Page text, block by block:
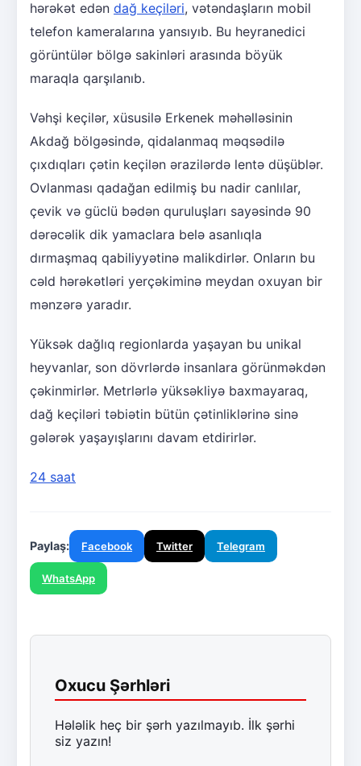
hərəkət edən dağ keçiləri, vətəndaşların mobil
telefon kameralarına yansıyıb. Bu heyranedici
görüntülər bölgə sakinləri arasında böyük
maraqla qarşılanıb.
Vəhşi keçilər, xüsusilə Erkenek məhəlləsinin
Akdağ bölgəsində, qidalanmaq məqsədilə
çıxdıqları çətin keçilən ərazilərdə lentə düşüblər.
Ovlanması qadağan edilmiş bu nadir canlılar,
çevik və güclü bədən quruluşları sayəsində 90
dərəcəlik dik yamaclara belə asanlıqla
dırmaşmaq qabiliyyətinə malikdirlər. Onların bu
cəld hərəkətləri yerçəkiminə meydan oxuyan bir
mənzərə yaradır.
Yüksək dağlıq regionlarda yaşayan bu unikal
heyvanlar, son dövrlərdə insanlara görünməkdən
çəkinmirlər. Metrlərlə yüksəkliyə baxmayaraq,
dağ keçiləri təbiətin bütün çətinliklərinə sinə
gələrək yaşayışlarını davam etdirirlər.
24 saat
Paylaş: Facebook Twitter Telegram
WhatsApp
Oxucu Şərhləri
Hələlik heç bir şərh yazılmayıb. İlk şərhi
siz yazın!